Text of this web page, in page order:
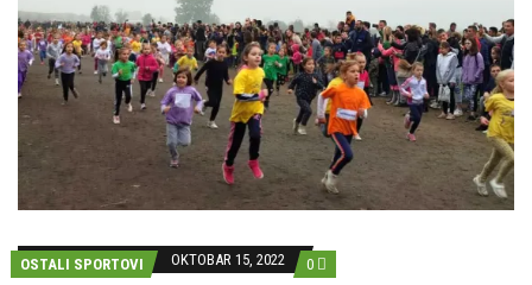
OSTALI SPORTOVI OKTOBAR 15, 2022 0